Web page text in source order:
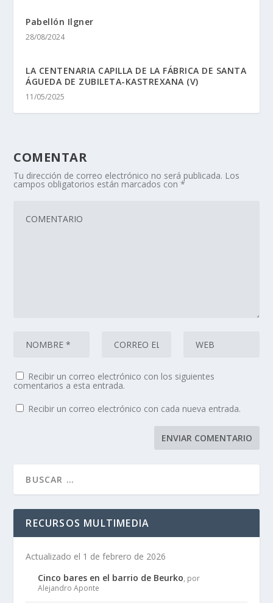
Pabellón Ilgner
28/08/2024
LA CENTENARIA CAPILLA DE LA FÁBRICA DE SANTA
ÁGUEDA DE ZUBILETA-KASTREXANA (V)
11/05/2025
COMENTAR
Tu dirección de correo electrónico no será publicada. Los
campos obligatorios están marcados con*
Recibir un correo electrónico con los siguientes
comentarios a esta entrada.
Recibir un correo electrónico con cada nueva entrada.
RECURSOS MULTIMEDIA
Actualizado el 1 de febrero de 2026
Cinco bares en el barrio de Beurko, por
Alejandro Aponte